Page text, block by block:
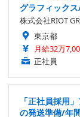
グラフィック
株式会社RIOT
東京都
月給32万
正社員
「正社員採用
の発送準備/年